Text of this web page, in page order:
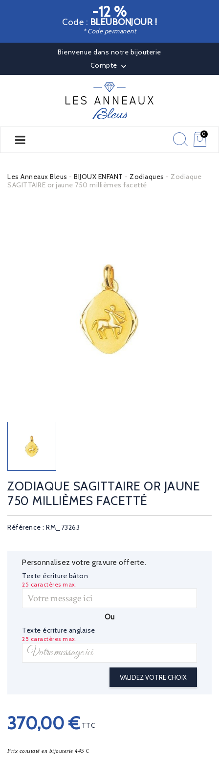
-12 %
Code : BLEUBONJOUR !
* Code permanent
Bienvenue dans notre bijouterie
Compte 
0
Les Anneaux Bleus BIJOUX ENFANT Zodiaques
Zodiaque
SAGITTAIRE or jaune 750 millièmes facetté
ZODIAQUE SAGITTAIRE OR JAUNE
750 MILLIÈMES FACETTÉ
Référence : RM_73263
Personnalisez votre gravure offerte.
Texte écriture bâton
25 caractères max.
Ou
Texte écriture anglaise
25 caractères max.
VALIDEZ VOTRE CHOIX
370,00 € TTC
Prix constaté en bijouterie 445 €